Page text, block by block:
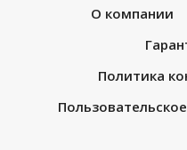
О компании
Политика